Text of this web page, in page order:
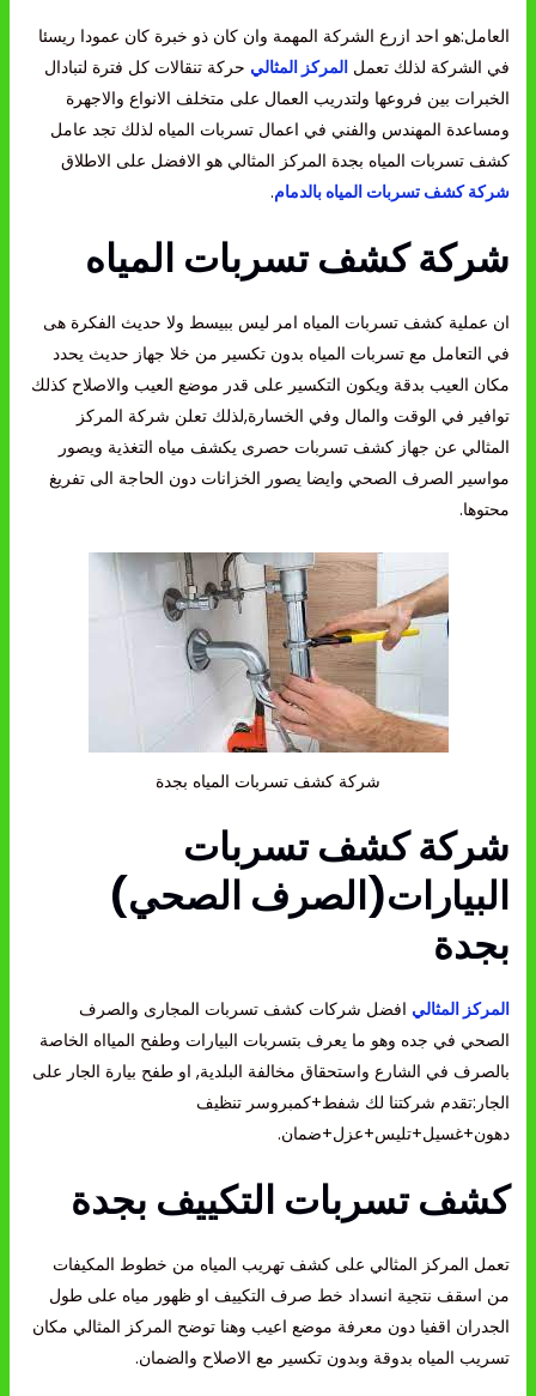
العامل:هو احد ازرع الشركة المهمة وان كان ذو خبرة كان عمودا ريسئا
في الشركة لذلك تعمل المركز المثالي حركة تنقالات كل فترة لتبادال
الخبرات بين فروعها ولتدريب العمال على متخلف الانواع والاجهرة
ومساعدة المهندس والفني في اعمال تسربات المياه لذلك تجد عامل
كشف تسربات المياه بجدة المركز المثالي هو الافضل على الاطلاق
شركة كشف تسربات المياه بالدمام.
شركة كشف تسربات المياه
ان عملية كشف تسربات المياه امر ليس ببيسط ولا حديث الفكرة هى
في التعامل مع تسربات المياه بدون تكسير من خلا جهاز حديث يحدد
مكان العيب بدقة ويكون التكسير على قدر موضع العيب والاصلاح كذلك
توافير في الوقت والمال وفي الخسارة,لذلك تعلن شركة المركز
المثالي عن جهاز كشف تسربات حصرى يكشف مياه التغذية ويصور
مواسير الصرف الصحي وايضا يصور الخزانات دون الحاجة الى تفريغ
محتوها.
شركة كشف تسربات المياه بجدة
شركة كشف تسربات
البيارات(الصرف الصحي)
بجدة
المركز المثالي افضل شركات كشف تسربات المجارى والصرف
الصحي في جده وهو ما يعرف بتسربات البيارات وطفح الميااه الخاصة
بالصرف في الشارع واستحقاق مخالفة البلدية, او طفح بيارة الجار على
الجار:تقدم شركتنا لك شفط+كمبروسر تنظيف
دهون+غسيل+تليس+عزل+ضمان.
كشف تسربات التكييف بجدة
تعمل المركز المثالي على كشف تهريب المياه من خطوط المكيفات
من اسقف نتجية انسداد خط صرف التكييف او ظهور مياه على طول
الجدران اقفيا دون معرفة موضع اعيب وهنا توضح المركز المثالي مكان
تسريب المياه بدوقة وبدون تكسير مع الاصلاح والضمان.